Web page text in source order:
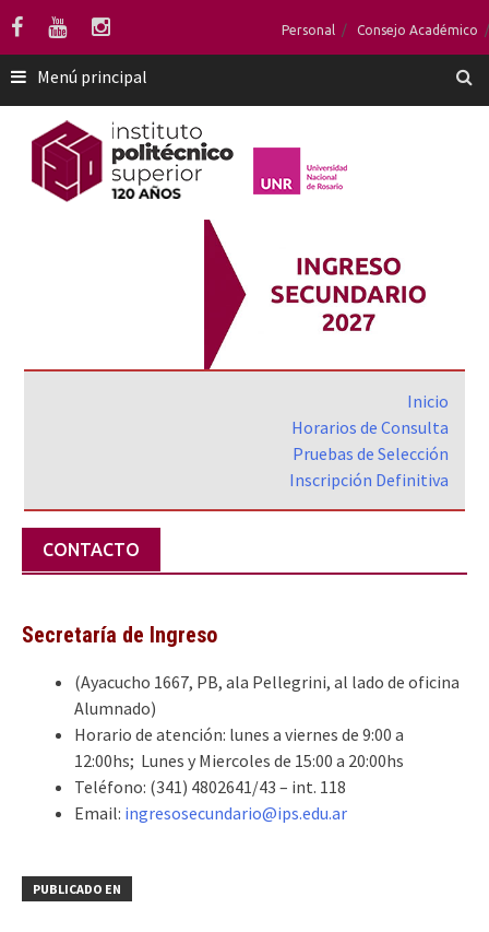
Saltar
contenido
Personal Consejo Académico
Menú principal
Inicio
Horarios de Consulta
Pruebas de Selección
Inscripción Definitiva
CONTACTO
Secretaría de Ingreso
(Ayacucho 1667, PB, ala Pellegrini, al lado de oficina
Alumnado)
Horario de atención: lunes a viernes de 9:00 a
12:00hs; Lunes y Miercoles de 15:00 a 20:00hs
Teléfono: (341) 4802641/43 – int. 118
Email: ingresosecundario@ips.edu.ar
PUBLICADO EN